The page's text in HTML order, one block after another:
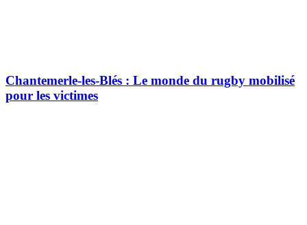
Chantemerle-les-Blés : Le monde du rugby mobilisé
pour les victimes